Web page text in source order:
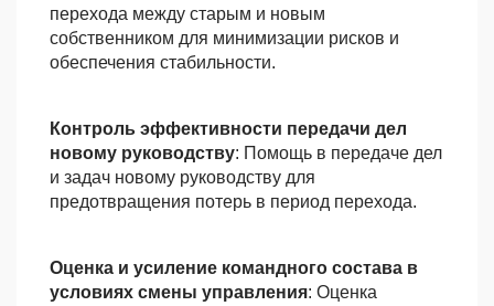
перехода между старым и новым
собственником для минимизации рисков и
обеспечения стабильности.
Контроль эффективности передачи дел
новому руководству: Помощь в передаче дел
и задач новому руководству для
предотвращения потерь в период перехода.
Оценка и усиление командного состава в
условиях смены управления: Оценка